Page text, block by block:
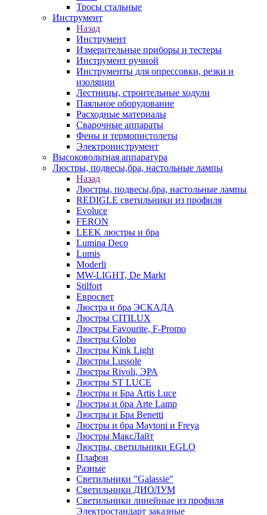
Тросы стальные
Инструмент
Назад
Инструмент
Измерительные приборы и тестеры
Инструмент ручной
Инструменты для опрессовки, резки и
изоляции
Лестницы, строительные ходули
Паяльное оборудование
Расходные материалы
Сварочные аппараты
Фены и термопистолеты
Электроинструмент
Высоковольтная аппаратура
Люстры, подвесы,бра, настольные лампы
Назад
Люстры, подвесы,бра, настольные лампы
REDIGLE светильники из профиля
Evoluce
FERON
LEEK люстры и бра
Lumina Deco
Lumis
Moderli
MW-LIGHT, De Markt
Stilfort
Евросвет
Люстра и бра ЭСКАДА
Люстры CITILUX
Люстры Favourite, F-Promo
Люстры Globo
Люстры Kink Light
Люстры Lussole
Люстры Rivoli, ЭРА
Люстры ST LUCE
Люстры и Бра Artis Luce
Люстры и бра Arte Lamp
Люстры и Бра Benetti
Люстры и бра Maytoni и Freya
Люстры МаксЛайт
Люстры, светильники EGLO
Плафон
Разные
Светильники "Galassie"
Светильники ДИОЛУМ
Светильники линейные из профиля
Электростандарт заказные